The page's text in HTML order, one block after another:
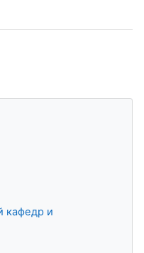
кафедр и